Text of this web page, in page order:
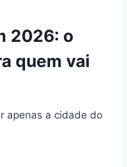
2026: o
quem vai
apenas a cidade do